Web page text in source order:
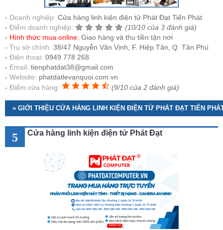
Doanh nghiệp: Cửa hàng linh kiện điện tử Phát Đạt Tiến Phát
Điểm doanh nghiệp:
(10/10 của 3 đánh giá)
Hình thức mua online: Giao hàng và thu tiền tận nơi
Trụ sở chính: 38/47 Nguyễn Văn Vịnh, F. Hiệp Tân, Q. Tân Phú
Điện thoại: 0949 778 268
Email: tienphatdat38@gmail.com
Website: phatdatlevanquoi.com.vn
Điểm cửa hàng:
(9/10 của 2 đánh giá)
» GIỚI THIỆU CỬA HÀNG LINH KIỆN ĐIỆN TỬ PHÁT ĐẠT TIẾN
5 Cửa hàng linh kiện điện tử Phát Đạt